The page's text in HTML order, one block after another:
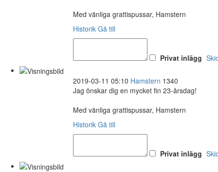
Med vänliga grattispussar, Hamstern
Historik Gå till
Privat inlägg
2019-03-11 05:10 Hamstern 1340
Jag önskar dig en mycket fin 23-årsdag!
Med vänliga grattispussar, Hamstern
Historik Gå till
Privat inlägg